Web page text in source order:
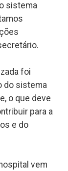
sistema
foi
do sistema
o que deve
para a
e do
vem